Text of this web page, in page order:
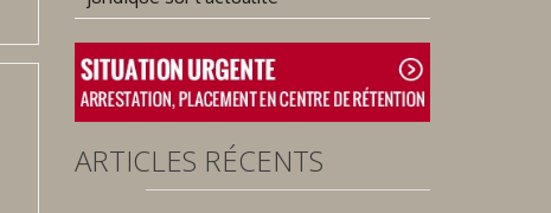
ARTICLES RÉCENTS